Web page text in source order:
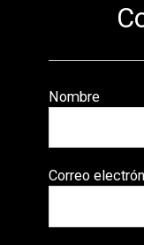
Nombre
Correo